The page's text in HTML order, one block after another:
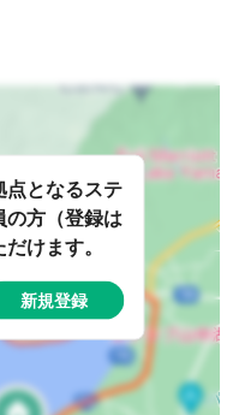
点となるステ
の方（登録は
けます。
新規登録